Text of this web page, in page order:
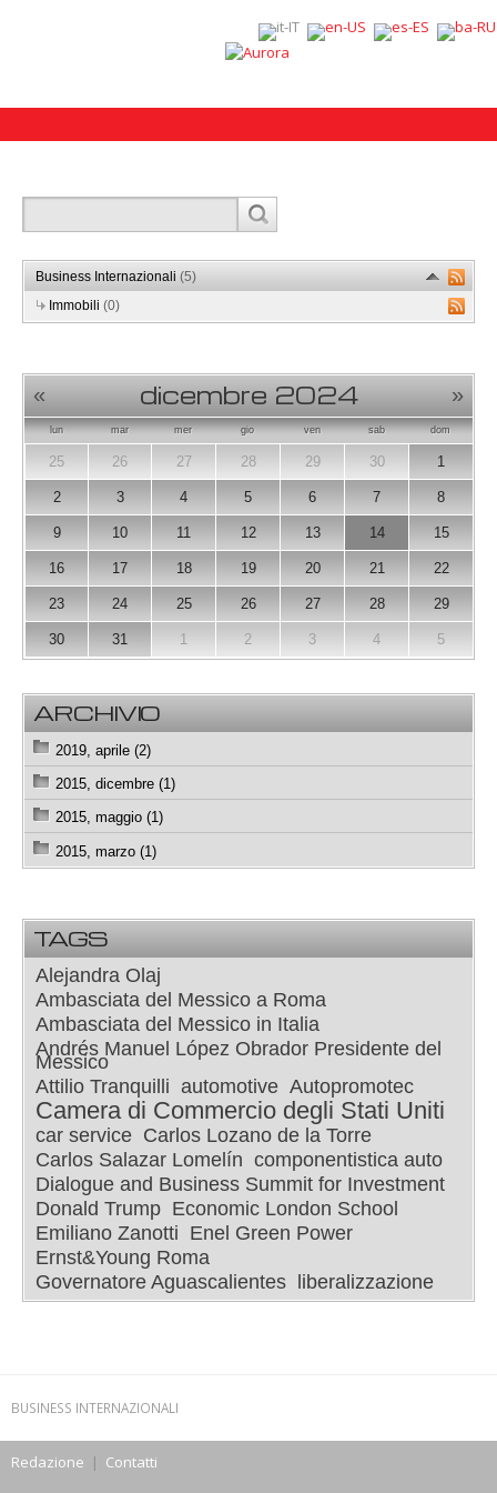
Business Internazionali (5)
Immobili (0)
« dicembre 2024 »
lun mar mer gio ven sab dom
25 26 27 28 29 30 1
2 3 4 5 6 7 8
9 10 11 12 13 14 15
16 17 18 19 20 21 22
23 24 25 26 27 28 29
30 31 1 2 3 4 5
ARCHIVIO
2019, aprile (2)
2015, dicembre (1)
2015, maggio (1)
2015, marzo (1)
TAGS
Alejandra Olaj
Ambasciata del Messico a Roma
Ambasciata del Messico in Italia
Andrés Manuel López Obrador Presidente del
Messico
Attilio Tranquilli automotive Autopromotec
Camera di Commercio degli Stati Uniti
car service Carlos Lozano de la Torre
Carlos Salazar Lomelín componentistica auto
Dialogue and Business Summit for Investment
Donald Trump Economic London School
Emiliano Zanotti Enel Green Power
Ernst&Young Roma
Governatore Aguascalientes
liberalizzazione
BUSINESS INTERNAZIONALI
Redazione | Contatti